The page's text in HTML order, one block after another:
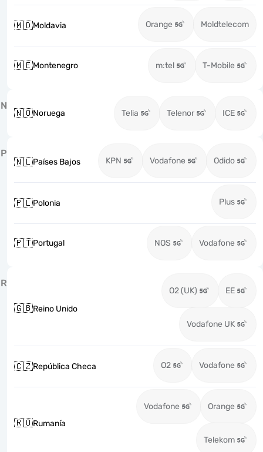
🇲🇩Moldavia Orange Moldtelecom
🇲🇪Montenegro m:tel T-Mobile
N
🇳🇴Noruega Telia Telenor ICE
P
🇳🇱Países Bajos KPN Vodafone Odido
🇵🇱Polonia Plus
🇵🇹Portugal NOS Vodafone
R
🇬🇧Reino Unido
O2 (UK) EE
Vodafone UK
🇨🇿República Checa O2 Vodafone
🇷🇴Rumanía
Vodafone Orange
Telekom